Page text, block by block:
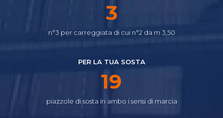
4
n°3 per carreggiata di cui n°2 da m 3,50
PER LA TUA SOSTA
21
piazzole di sosta in ambo i sensi di marcia